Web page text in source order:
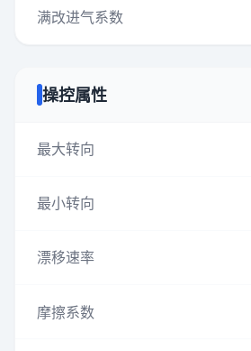
满改进气系数
操控属性
最大转向
最小转向
漂移速率
摩擦系数